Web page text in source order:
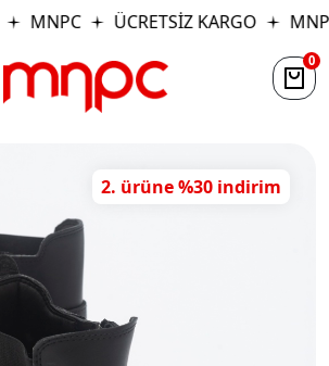
MNPC ÜCRETSİZ KARGO
0
2. ürüne %30 indirim